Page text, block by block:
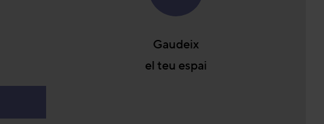
Gaudeix
el teu espai